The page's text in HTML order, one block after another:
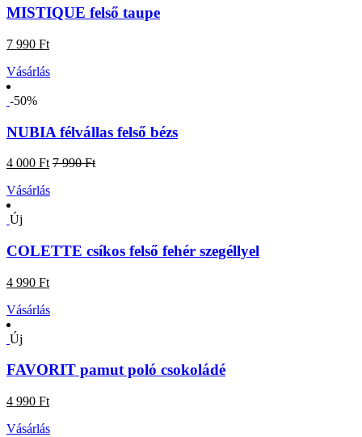
MISTIQUE felső taupe
7 990 Ft
Vásárlás
-50%
NUBIA félvállas felső bézs
4 000 Ft 7 990 Ft
Vásárlás
Új
COLETTE csíkos felső fehér szegéllyel
4 990 Ft
Vásárlás
Új
FAVORIT pamut poló csokoládé
4 990 Ft
Vásárlás